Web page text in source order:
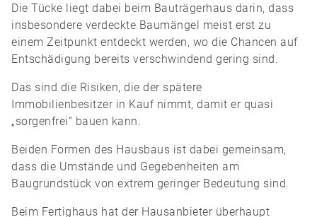
Die Tücke liegt dabei beim Bauträgerhaus darin, dass
insbesondere verdeckte Baumängel meist erst zu
einem Zeitpunkt entdeckt werden, wo die Chancen auf
Entschädigung bereits verschwindend gering sind.
Das sind die Risiken, die der spätere
Immobilienbesitzer in Kauf nimmt, damit er quasi
„sorgenfrei“ bauen kann.
Beiden Formen des Hausbaus ist dabei gemeinsam,
dass die Umstände und Gegebenheiten am
Baugrundstück von extrem geringer Bedeutung sind.
Beim Fertighaus hat der Hausanbieter überhaupt